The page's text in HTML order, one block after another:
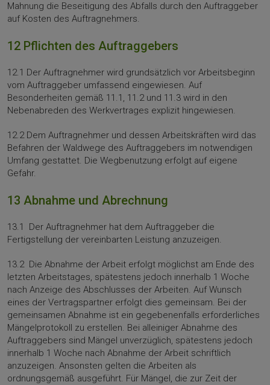
Mahnung die Beseitigung des Abfalls durch den Auftraggeber
auf Kosten des Auf­tragnehmers.
12 Pflichten des Auftraggebers
12.1 Der Auftragnehmer wird grundsätzlich vor Arbeitsbeginn
vom Auftraggeber umfassend eingewiesen. Auf
Besonderheiten gemäß 11.1, 11.2 und 11.3 wird in den
Nebenabreden des Werkvertrages explizit hingewiesen.
12.2 Dem Auftragnehmer und dessen Arbeitskräften wird das
Befahren der Waldwege des Auftraggebers im notwendigen
Umfang gestattet. Die Wegbenutzung erfolgt auf eigene
Gefahr.
13 Abnahme und Abrechnung
13.1 Der Auftragnehmer hat dem Auftraggeber die
Fertigstellung der vereinbarten Leistung anzuzeigen.
13.2 Die Abnahme der Arbeit erfolgt möglichst am Ende des
letzten Arbeitstages, spätestens jedoch innerhalb 1 Woche
nach Anzeige des Ab­schlusses der Arbeiten. Auf Wunsch
eines der Vertragspartner erfolgt dies gemeinsam. Bei der
gemeinsamen Abnahme ist ein gegebenenfalls erforderliches
Mängelprotokoll zu erstellen. Bei alleiniger Abnahme des
Auftraggebers sind Mängel unverzüglich, spätestens jedoch
innerhalb 1 Woche nach Abnahme der Arbeit schriftlich
anzuzeigen. Ansonsten gelten die Arbeiten als
ordnungsgemäß ausgeführt. Für Mängel, die zur Zeit der